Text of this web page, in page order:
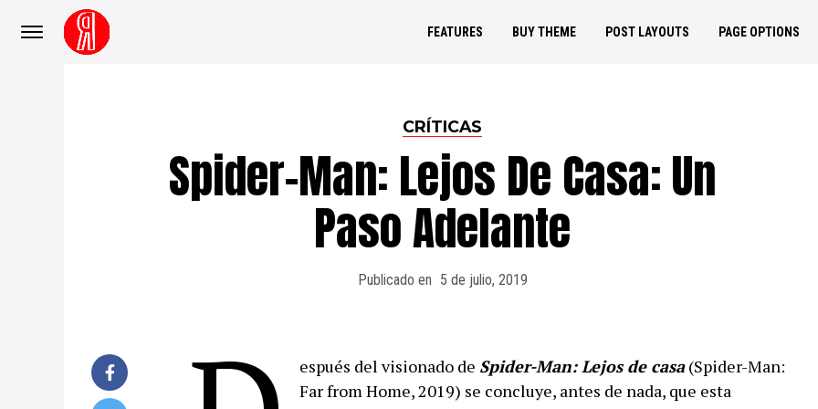
FEATURES BUY THEME POST LAYOUTS PAGE OPTIONS
CRÍTICAS
Spider-Man: Lejos De Casa: Un
Paso Adelante
Publicado en 5 de julio, 2019
espués del visionado de Spider-Man: Lejos de casa(Spider-Man:
Far from Home, 2019) se concluye, antes de nada, que esta